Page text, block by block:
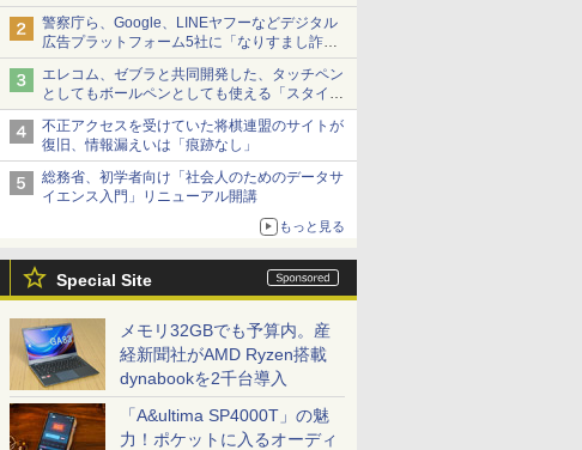
ードバイクにちょうどいい【ぼっち・ざ・ろー
ど！その14】【空いた時間でなにしてる？】
警察庁ら、Google、LINEヤフーなどデジタル
広告プラットフォーム5社に「なりすまし詐欺
広告」対策強化を要請 著名人の写真や映像を
使った投資詐欺などへの対策として
エレコム、ゼブラと共同開発した、タッチペン
としてもボールペンとしても使える「スタイラ
スツーウェイ」発売 iPadにも紙にも、持ち替
えずに書き込める
不正アクセスを受けていた将棋連盟のサイトが
復旧、情報漏えいは「痕跡なし」
総務省、初学者向け「社会人のためのデータサ
イエンス入門」リニューアル開講
もっと見る
Special Site
メモリ32GBでも予算内。産
経新聞社がAMD Ryzen搭載
dynabookを2千台導入
「A&ultima SP4000T」の魅
力！ポケットに入るオーディ